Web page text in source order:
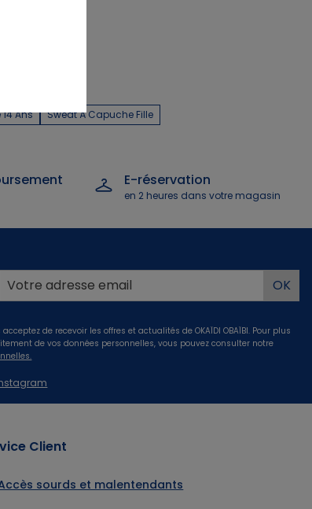
Ans Sweat À Capuche Fille
E-réservation
en 2 heures dans votre magasin
de recevoir les offres et actualités de OKAÏDI OBAÏBI. Pour plus
de vos données personnelles, vous pouvez consulter notre
Client
sourds et malentendants